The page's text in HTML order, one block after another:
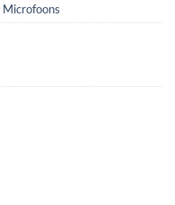
Microfoons